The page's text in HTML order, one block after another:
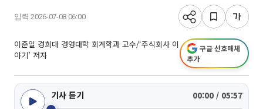
입력 2026-07-08 06:00
이준일 경희대 경영대학 회계학과 교수/‘주식회사 이
야기’ 저자
구글 선호매체
추가
기사 듣기 00:00 / 05:57